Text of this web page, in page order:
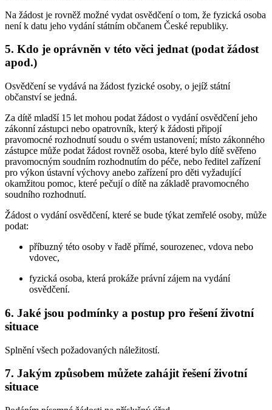
Na žádost je rovněž možné vydat osvědčení o tom, že fyzická osoba
není k datu jeho vydání státním občanem České republiky.
5. Kdo je oprávněn v této věci jednat (podat žádost
apod.)
Osvědčení se vydává na žádost fyzické osoby, o jejíž státní
občanství se jedná.
Za dítě mladší 15 let mohou podat žádost o vydání osvědčení jeho
zákonní zástupci nebo opatrovník, který k žádosti připojí
pravomocné rozhodnutí soudu o svém ustanovení; místo zákonného
zástupce může podat žádost rovněž osoba, které bylo dítě svěřeno
pravomocným soudním rozhodnutím do péče, nebo ředitel zařízení
pro výkon ústavní výchovy anebo zařízení pro děti vyžadující
okamžitou pomoc, které pečují o dítě na základě pravomocného
soudního rozhodnutí.
Žádost o vydání osvědčení, které se bude týkat zemřelé osoby, může
podat:
příbuzný této osoby v řadě přímé, sourozenec, vdova nebo
vdovec,
fyzická osoba, která prokáže právní zájem na vydání
osvědčení.
6. Jaké jsou podmínky a postup pro řešení životní
situace
Splnění všech požadovaných náležitostí.
7. Jakým způsobem můžete zahájit řešení životní
situace